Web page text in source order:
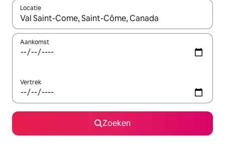
Locatie
Wanneer er suggesties beschikbaar zijn, maak je een keuze
Aankomst
Vertrek
Zoeken